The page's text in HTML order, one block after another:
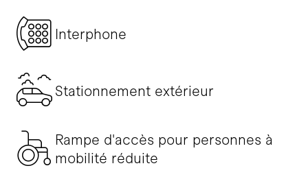
Interphone
Stationnement extérieur
Rampe d'accès pour personnes à
mobilité réduite